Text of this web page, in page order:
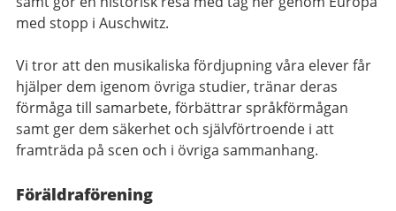
med stopp i Auschwitz.
Vi tror att den musikaliska fördjupning våra elever får
hjälper dem igenom övriga studier, tränar deras
förmåga till samarbete, förbättrar språkförmågan
samt ger dem säkerhet och självförtroende i att
framträda på scen och i övriga sammanhang.
Föräldraförening